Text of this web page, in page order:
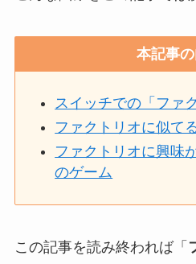
本記事
スイッチでの「ファ
ファクトリオに似て
ファクトリオに興味
のゲーム
この記事を読み終われば「